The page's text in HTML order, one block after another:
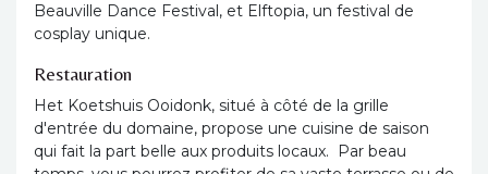
Beauville Dance Festival, et Elftopia, un festival de
cosplay unique.
Restauration
Het Koetshuis Ooidonk, situé à côté de la grille
d'entrée du domaine, propose une cuisine de saison
qui fait la part belle aux produits locaux. Par beau